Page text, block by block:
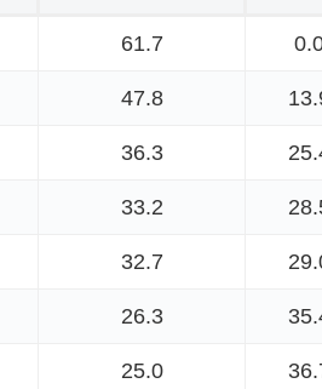
61.7
47.8
36.3
33.2
32.7
26.3
25.0